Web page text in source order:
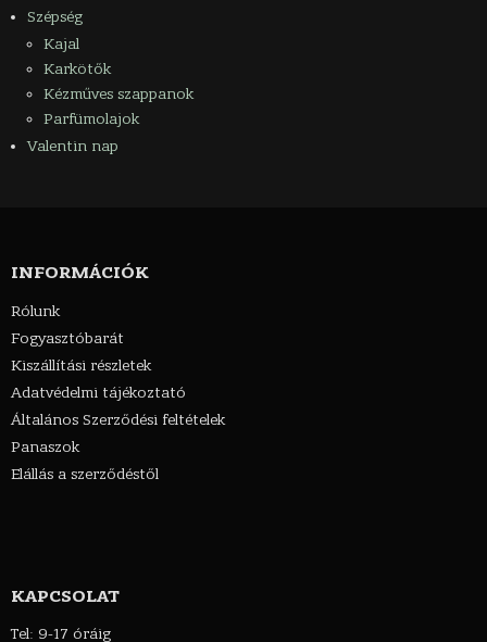
Szépség
Kajal
Karkötők
Kézműves szappanok
Parfümolajok
Valentin nap
INFORMÁCIÓK
Rólunk
Fogyasztóbarát
Kiszállítási részletek
Adatvédelmi tájékoztató
Általános Szerződési feltételek
Panaszok
Elállás a szerződéstől
KAPCSOLAT
Tel: 9-17 óráig